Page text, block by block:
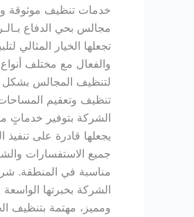
خدمات تنظيف موثوقة
مجالس بحي الدفاع
تجعلها الخيار المثالي
والفعال مع مختلف
لتنظيف المجالس بشكل
تنظيف وتعقيم المساحات
الشركة بتوفير خدماتٍ
يجعلها قادرة على
جميع الاستفسارات
مناسبة في المنطقة.
الشركة بخبرتها
ومميز، مهتمة بتنظيف